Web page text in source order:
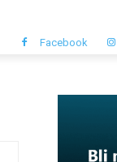
Facebook